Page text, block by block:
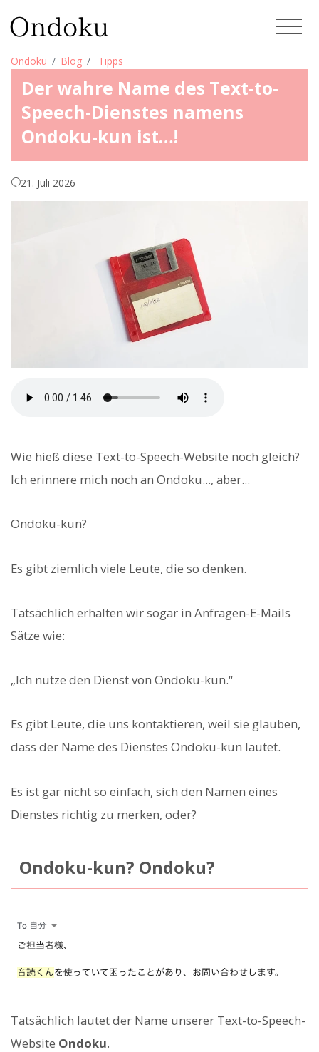
Ondoku Blog Tipps
Der wahre Name des Text-to-
Speech-Dienstes namens
Ondoku-kun ist…!
21. Juli 2026
Wie hieß diese Text-to-Speech-Website noch gleich?
Ich erinnere mich noch an Ondoku..., aber...
Ondoku-kun?
Es gibt ziemlich viele Leute, die so denken.
Tatsächlich erhalten wir sogar in Anfragen-E-Mails
Sätze wie:
„Ich nutze den Dienst von Ondoku-kun.“
Es gibt Leute, die uns kontaktieren, weil sie glauben,
dass der Name des Dienstes Ondoku-kun lautet.
Es ist gar nicht so einfach, sich den Namen eines
Dienstes richtig zu merken, oder?
Ondoku-kun? Ondoku?
Tatsächlich lautet der Name unserer Text-to-Speech-
Website Ondoku.